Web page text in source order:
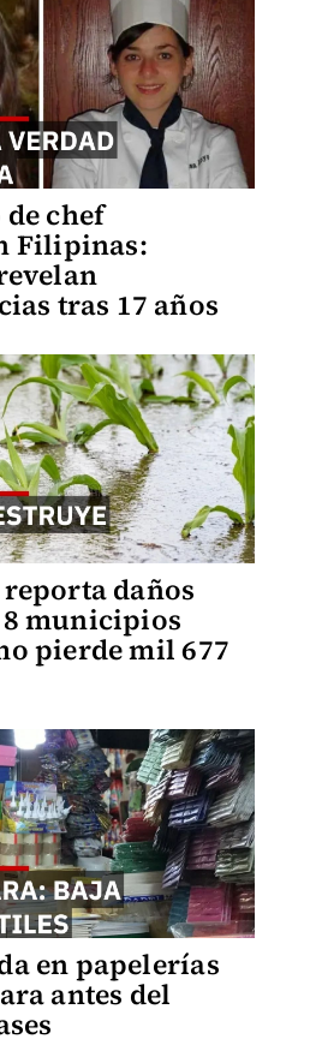
de chef
Filipinas:
tras 17 años
daños
municipios
pierde mil 677
en papelerías
antes del